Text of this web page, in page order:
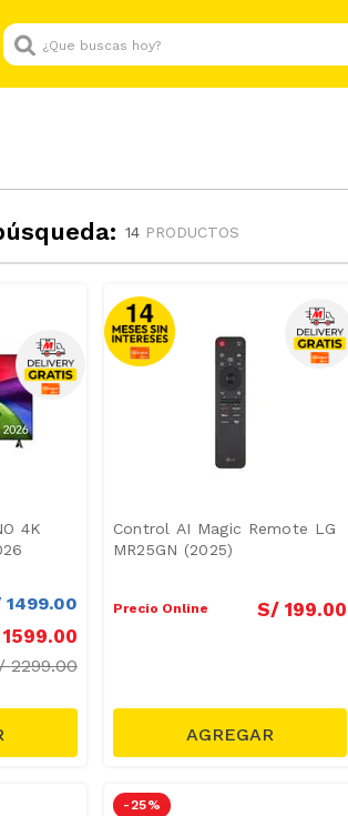
¿Que buscas hoy?
14 PRODUCTOS
4K
1499.00
1599.00
2299.00
Control AI Magic Remote LG
MR25GN (2025)
Precio Online S/ 199.00
-25 %